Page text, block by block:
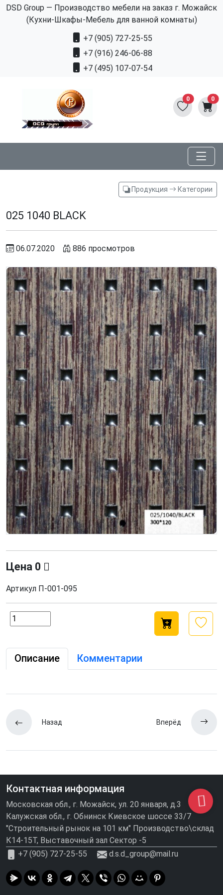
DSD Group — Производство мебели на заказ г. Можайск
(Кухни-Шкафы-Мебель для ванной комнаты)
+7 (905) 727-25-55
+7 (916) 246-06-88
+7 (495) 107-07-54
0 0
Продукция Категории
025 1040 BLACK
06.07.2020 886 просмотров
Цена 0
Артикул П-001-095
Описание Комментарии
Назад Вперёд
Контактная информация
Московская обл., г. Можайск, ул. 20 января, д.3
Калужская обл., г. Обнинск Киевское шоссе 33/7
"Строительный рынок на 101 км" Производство\склад
К14-15Т, Выставочный зал Сектор -5
+7 (905) 727-25-55
d.s.d_group@mail.ru